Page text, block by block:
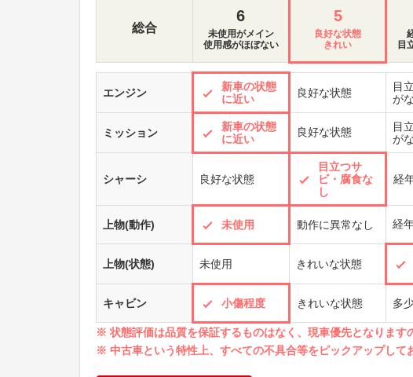
総合
6
未使用がメイン
使用感がほぼない
5
良好な状態
きれい
目
エンジン
新車の状態
に近い
良好な状態
目
が
ミッション
新車の状態
に近い
良好な状態
目
が
シャーシ 良好な状態
目立つサ
ビ・腐食な
し
経
上物(動作) 未使用 動作に異常なし 経
上物(状態) 未使用 きれいな状態
キャビン 小傷程度 きれいな状態 多
※ 状態評価は品質を保証するものはなく、現車優先となります
※ 中古車という特性上、すべての不具合等をピックアップして